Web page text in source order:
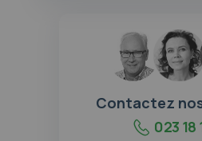
Contactez
023 18